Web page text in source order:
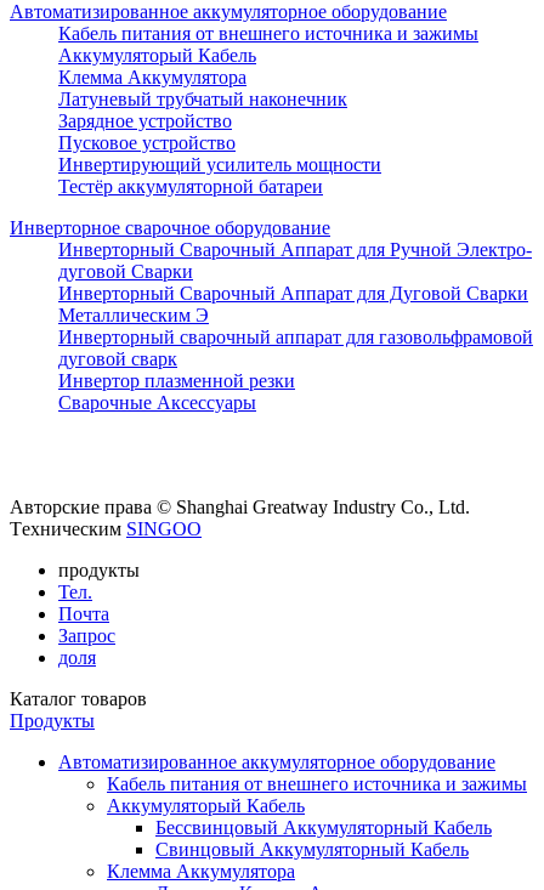
Латуневый трубчатый наконечник
Зарядное устройство
Пусковое устройство
Инвертирующий усилитель мощности
Тестёр аккумуляторной батареи
Инверторное сварочное оборудование
Инверторный Сварочный Аппарат для Ручной Электро-
дуговой Сварки
Металлическим Э
Инверторный сварочный аппарат для газовольфрамовой
дуговой сварк
Инвертор плазменной резки
Сварочные Аксессуары
Авторские права © Shanghai Greatway Industry Co., Ltd.
Тел.
Почта
доля
Каталог товаров
Продукты
Автоматизированное аккумуляторное оборудование
Кабель питания от внешнего источника и зажимы
Свинцовый Аккумуляторный Кабель
Клемма Аккумулятора
Латунная Клемма Аккумулятора
Оцинкованная Аккумуляторная Клемма
Свинцовая Аккумуляторная Клемма
Латуневый трубчатый наконечник